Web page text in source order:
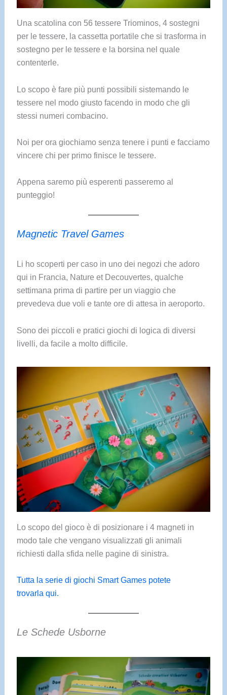
Una scatolina con 56 tessere Triominos, 4 sostegni
per le tessere, la cassetta portatile che si trasforma in
sostegno per le tessere e la borsina nel quale
contenterle.
Lo scopo è fare più punti possibili sistemando le
tessere nel modo giusto facendo in modo che gli
stessi numeri combacino.
Noi per ora giochiamo senza tenere i punti e facciamo
vincere chi per primo finisce le tessere.
Appena saremo più esperenti passeremo al
punteggio!
Magnetic Travel Games
Li ho scoperti per caso in uno dei negozi che adoro
qui in Francia, Nature et Decouvertes, qualche
settimana prima di partire per un viaggio che
prevedeva due voli e tante ore di attesa in aeroporto.
Sono dei piccoli e pratici giochi di logica di diversi
livelli, da facile a molto difficile.
Lo scopo del gioco è di posizionare i 4 magneti in
modo tale che vengano visualizzati gli animali
richiesti dalla sfida nelle pagine di sinistra.
Tutta la serie di giochi Smart Games potete
trovarla qui.
Le Schede Usborne